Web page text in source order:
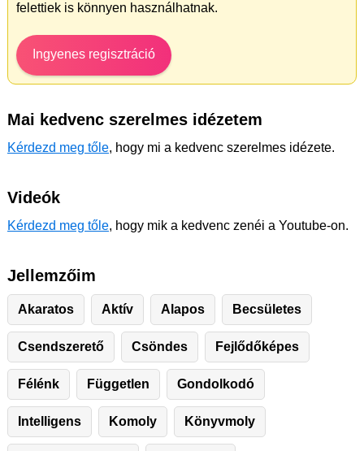
felettiek is könnyen használhatnak.
Ingyenes regisztráció
Mai kedvenc szerelmes idézetem
Kérdezd meg tőle, hogy mi a kedvenc szerelmes idézete.
Videók
Kérdezd meg tőle, hogy mik a kedvenc zenéi a Youtube-on.
Jellemzőim
Akaratos Aktív Alapos Becsületes
Csendszerető Csöndes Fejlődőképes
Félénk Független Gondolkodó
Intelligens Komoly Könyvmoly